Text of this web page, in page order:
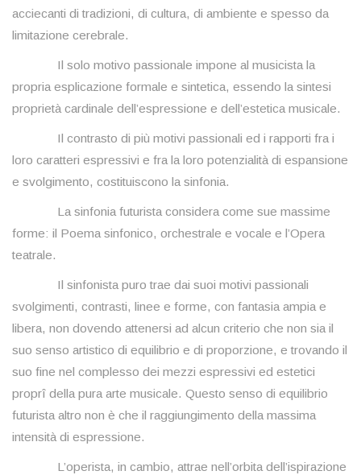
acciecanti di tradizioni, di cultura, di ambiente e spesso da
limitazione cerebrale.
Il solo motivo passionale impone al musicista la
propria esplicazione formale e sintetica, essendo la sintesi
proprietà cardinale dell’espressione e dell’estetica musicale.
Il contrasto di più motivi passionali ed i rapporti fra i
loro caratteri espressivi e fra la loro potenzialità di espansione
e svolgimento, costituiscono la sinfonia.
La sinfonia futurista considera come sue massime
forme: il Poema sinfonico, orchestrale e vocale e l’Opera
teatrale.
Il sinfonista puro trae dai suoi motivi passionali
svolgimenti, contrasti, linee e forme, con fantasia ampia e
libera, non dovendo attenersi ad alcun criterio che non sia il
suo senso artistico di equilibrio e di proporzione, e trovando il
suo fine nel complesso dei mezzi espressivi ed estetici
proprî della pura arte musicale. Questo senso di equilibrio
futurista altro non è che il raggiungimento della massima
intensità di espressione.
L’operista, in cambio, attrae nell’orbita dell’ispirazione